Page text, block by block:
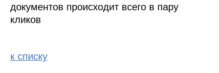
документов происходит всего в пару
кликов
к спиcку